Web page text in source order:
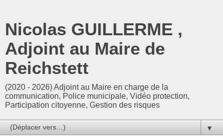
Nicolas GUILLERME ,
Adjoint au Maire de
Reichstett
(2020 - 2026) Adjoint au Maire en charge de la
communication, Police municipale, Vidéo protection,
Participation citoyenne, Gestion des risques
▼